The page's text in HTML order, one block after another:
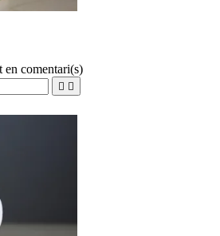
en comentari(s)
 